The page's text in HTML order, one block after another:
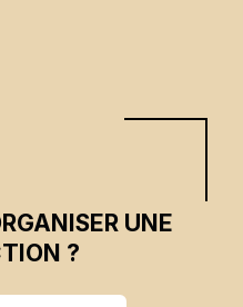
UNE
?